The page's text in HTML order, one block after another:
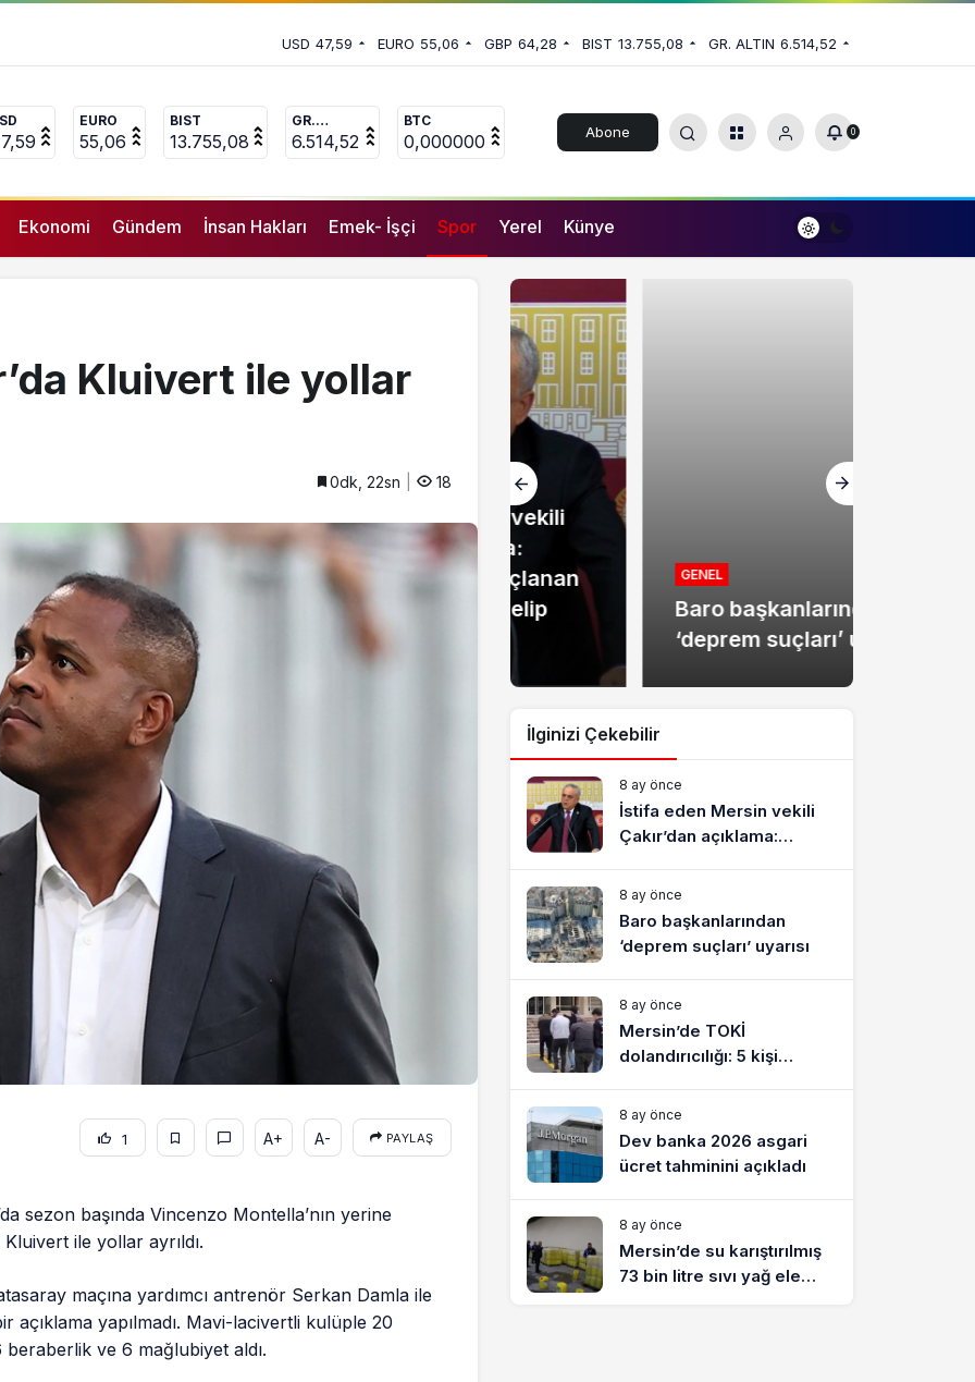
USD 47,59 EURO 55,06 GBP 64,28 BIST 13.755,08 GR. ALTIN 6.514,52
EURO
55,06
BIST
13.755,08
GR.
ALTIN
6.514,52
BTC
0,000000 Abone 0
Ekonomi Gündem İnsan Hakları Emek- İşçi Spor Yerel Künye
Kluivert ile yollar
0dk, 22sn 18
1 A+ A- PAYLAŞ
sezon başında Vincenzo Montella’nın yerine
ile yollar ayrıldı.
maçına yardımcı antrenör Serkan Damla ile
açıklama yapılmadı. Mavi-lacivertli kulüple 20
ve 6 mağlubiyet aldı.
İstifa eden Mersin vekili
Çakır’dan açıklama:
“Yörük çocuğu, suçlanan
adamların önüne gelip
ifade vermez”
GENEL
Baro başkanlarından
‘deprem suçları’ uyarısı
İlginizi Çekebilir
8 ay önce
İstifa eden Mersin vekili
Çakır’dan açıklama:
adamların önüne gelip
ifade vermez”
8 ay önce
Baro başkanlarından
‘deprem suçları’ uyarısı
8 ay önce
Mersin’de TOKİ
dolandırıcılığı: 5 kişi
8 ay önce
Dev banka 2026 asgari
ücret tahminini açıkladı
8 ay önce
Mersin’de su karıştırılmış
73 bin litre sıvı yağ ele
sınırdan yaptırım